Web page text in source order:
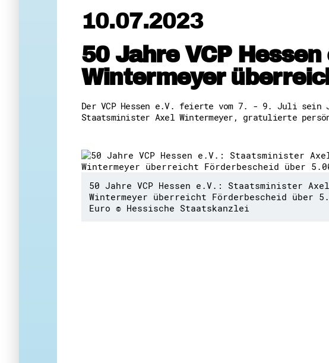
10.07.2023
50 Jahre VCP
Wintermeyer
Der VCP Hessen e.V. feierte vom 7. - 9. Juli sein
Staatsminister Axel Wintermeyer, gratulierte
50 Jahre VCP Hessen e.V.: Staatsminister Axel
Wintermeyer überreicht Förderbescheid über
Euro © Hessische Staatskanzlei